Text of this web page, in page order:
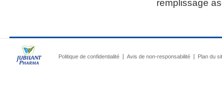
remplissage
Politique de confidentialité Avis de non-responsabilité Plan du